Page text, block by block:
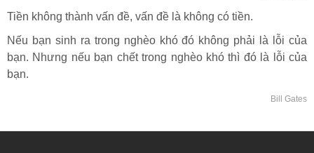
Tiền không thành vấn đề, vấn đề là không có tiền.
Nếu bạn sinh ra trong nghèo khó đó không phải là lỗi của
bạn. Nhưng nếu bạn chết trong nghèo khó thì đó là lỗi của
bạn.
Bill Gates